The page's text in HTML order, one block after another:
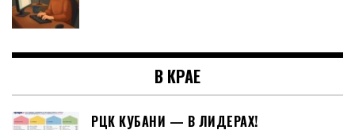
В КРАЕ
РЦК КУБАНИ — В ЛИДЕРАХ!